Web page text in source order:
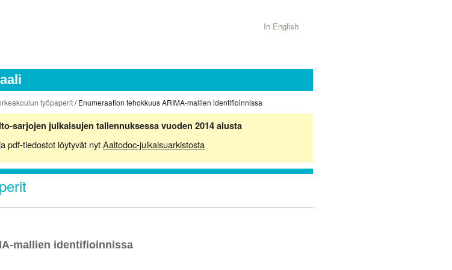
In English
työpaperit/ Enumeraation tehokkuus ARIMA-mallien identifioinnissa
sarjojen julkaisujen tallennuksessa vuoden 2014 alusta
pdf-tiedostot löytyvät nytAaltodoc-julkaisuarkistosta
mallien identifioinnissa